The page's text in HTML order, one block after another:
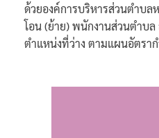
ด้วยองค์การบริหารส่วนตำบล
โอน (ย้าย) พนักงานส่วนตำบล
ตำแหน่งที่ว่าง ตามแผนอัตรา